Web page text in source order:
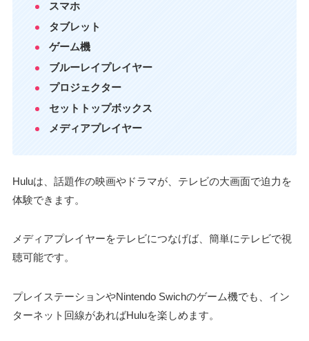
スマホ
タブレット
ゲーム機
ブルーレイプレイヤー
プロジェクター
セットトップボックス
メディアプレイヤー
Huluは、話題作の映画やドラマが、テレビの大画面で迫力を
体験できます。
メディアプレイヤーをテレビにつなげば、簡単にテレビで視
聴可能です。
プレイステーションやNintendo Swichのゲーム機でも、イン
ターネット回線があればHuluを楽しめます。